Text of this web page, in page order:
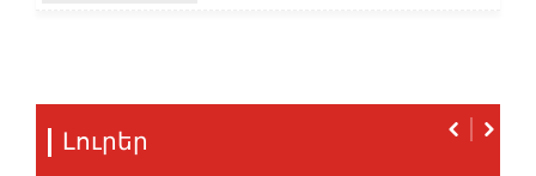
Լուրեր